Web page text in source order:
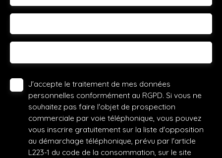
J'accepte le traitement de mes données
personnelles conformément au RGPD. Si vous ne
souhaitez pas faire l'objet de prospection
commerciale par voie téléphonique, vous pouvez
vous inscrire gratuitement sur la liste d'opposition
au démarchage téléphonique, prévu par l'article
L223-1 du code de la consommation, sur le site